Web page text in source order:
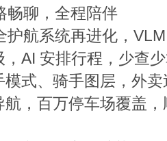
畅聊，全程陪伴
护航系统再进化，
，AI 安排行程，少查
模式、骑手图层，外
航，百万停车场覆盖